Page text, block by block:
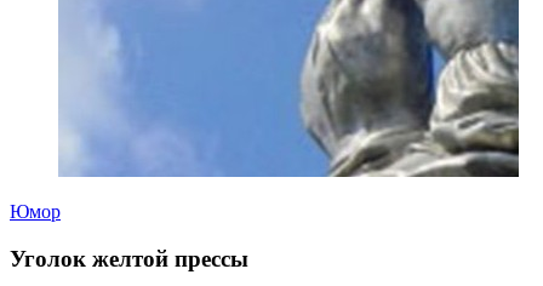
Юмор
Уголок желтой прессы